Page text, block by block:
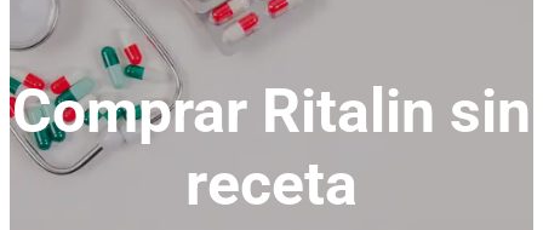
Comprar Ritalin sin
receta